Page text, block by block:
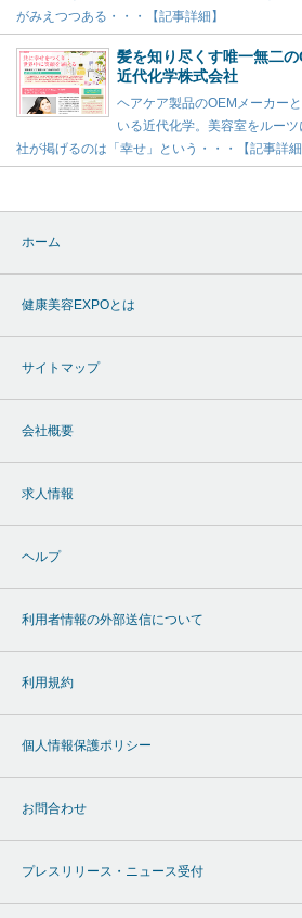
がみえつつある・・・【記事詳細】
髪を知り尽くす唯一無二
近代化学株式会社
ヘアケア製品のOEMメーカー
いる近代化学。美容室をルー
社が掲げるのは「幸せ」という・・・【記事詳細
ホーム
健康美容EXPOとは
サイトマップ
会社概要
求人情報
ヘルプ
利用者情報の外部送信について
利用規約
個人情報保護ポリシー
お問合わせ
プレスリリース・ニュース受付